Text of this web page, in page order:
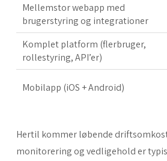
Mellemstor webapp med
brugerstyring og integrationer
Komplet platform (flerbruger,
rollestyring, API’er)
Mobilapp (iOS + Android)
Hertil kommer løbende
monitorering og vedligehold er